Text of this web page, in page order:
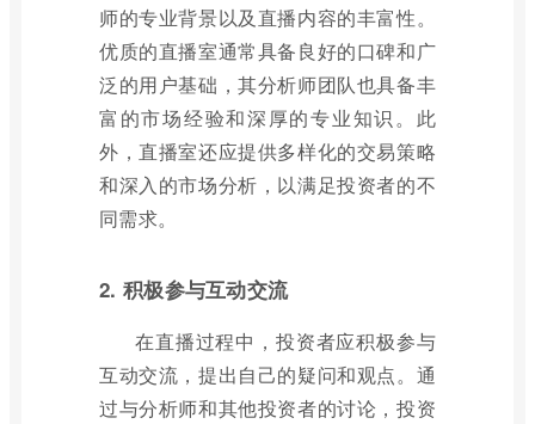
师的专业背景以及直播内容的丰富性。
优质的直播室通常具备良好的口碑和广
泛的用户基础，其分析师团队也具备丰
富的市场经验和深厚的专业知识。此
外，直播室还应提供多样化的交易策略
和深入的市场分析，以满足投资者的不
同需求。
2. 积极参与互动交流
在直播过程中，投资者应积极参与
互动交流，提出自己的疑问和观点。通
过与分析师和其他投资者的讨论，投资